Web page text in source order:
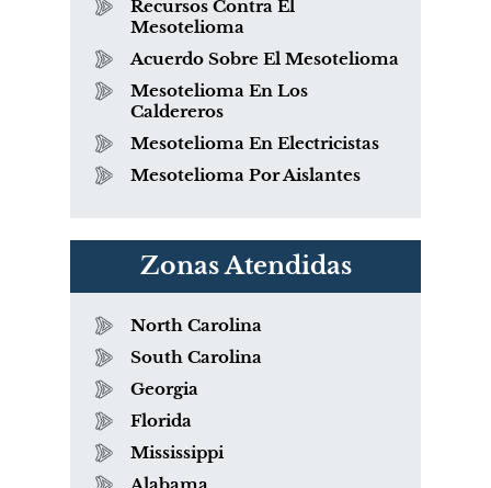
Recursos Contra El
Mesotelioma
Acuerdo Sobre El Mesotelioma
Mesotelioma En Los
Caldereros
Mesotelioma En Electricistas
Mesotelioma Por Aislantes
Zonas Atendidas
North Carolina
South Carolina
Georgia
Florida
Mississippi